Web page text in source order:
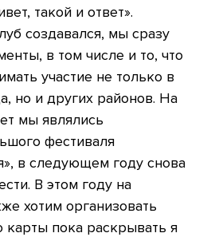
такой и ответ».
создавался, мы сразу
в том числе и то, что
участие не только в
но и других районов. На
мы являлись
фестиваля
в следующем году снова
В этом году на
хотим организовать
карты пока раскрывать я